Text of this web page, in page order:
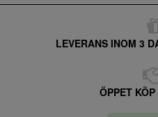
LEVERANS INOM 3
ÖPPET